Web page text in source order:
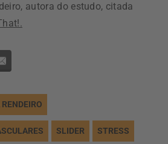
autora do estudo, citada
SLIDER STRESS